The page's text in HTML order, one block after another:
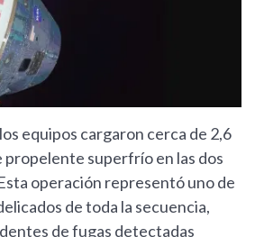
equipos cargaron cerca de 2,6
propelente superfrío en las dos
operación representó uno de
de toda la secuencia,
de fugas detectadas